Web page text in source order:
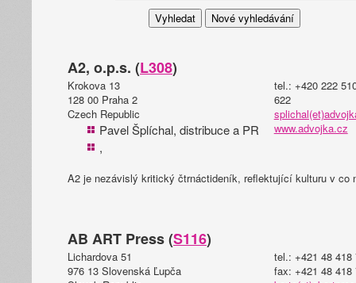
A2, o.p.s. (L308)
Krokova 13
128 00 Praha 2
Czech Republic
Pavel Šplíchal, distribuce a PR
,
tel.: +420 222
622
www.advojka.cz
A2 je nezávislý kritický čtrnáctideník, reflektující kulturu v co
AB ART Press (S116)
Lichardova 51
976 13 Slovenská Ľupča
tel.: +421 48 418
fax: +421 48 418